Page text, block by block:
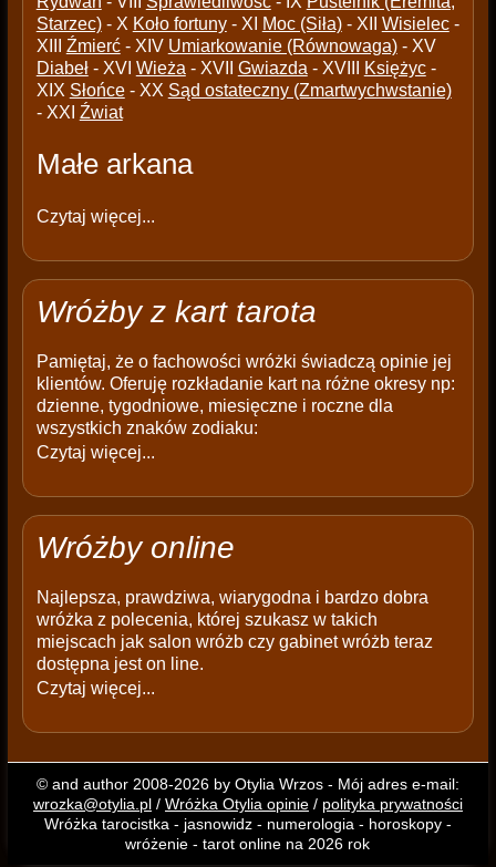
Starzec)- X Koło fortuny- XI Moc (Siła)- XII Wisielec-
XIII Źmierć- XIV Umiarkowanie (Równowaga)- XV
Diabeł- XVI Wieża - XVII Gwiazda - XVIII Księżyc-
XIX Słońce- XX Sąd ostateczny (Zmartwychwstanie)
- XXI Źwiat
Małe arkana
Czytaj więcej...
Wróżby z kart tarota
Pamiętaj, że o fachowości wróżki świadczą opinie jej
klientów. Oferuję rozkładanie kart na różne okresy np:
dzienne, tygodniowe, miesięczne i roczne dla
wszystkich znaków zodiaku:
Czytaj więcej...
Wróżby online
Najlepsza, prawdziwa, wiarygodna i bardzo dobra
wróżka z polecenia, której szukasz w takich
miejscach jak salon wróżb czy gabinet wróżb teraz
dostępna jest on line.
Czytaj więcej...
© and author 2008-2026 by Otylia Wrzos - Mój adres e-mail:
wrozka@otylia.pl/ Wróżka Otylia opinie/ polityka prywatności
Wróżka tarocistka - jasnowidz - numerologia - horoskopy -
wróżenie - tarot online na 2026 rok